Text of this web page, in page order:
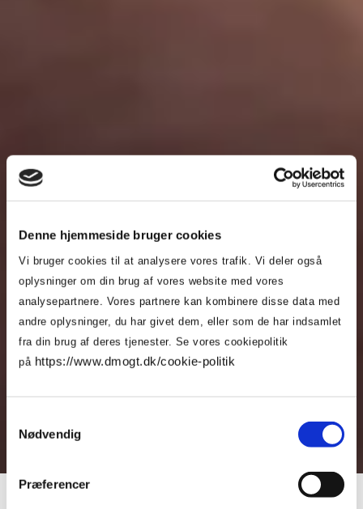
Denne hjemmeside bruger cookies
Vi bruger cookies til at analysere vores trafik. Vi deler også
oplysninger om din brug af vores website med vores
analysepartnere. Vores partnere kan kombinere disse data med
andre oplysninger, du har givet dem, eller som de har indsamlet
fra din brug af deres tjenester. Se vores cookiepolitik
på https://www.dmogt.dk/cookie-politik
Nødvendig
Præferencer
Medlemsfordele
størrelsen og karakteren af din virksomhed, kan